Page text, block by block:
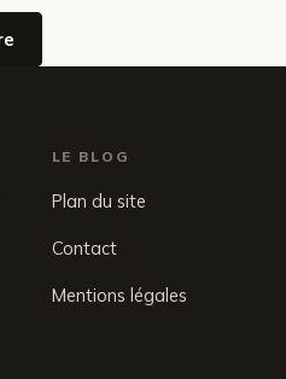
LE BLOG
Plan du site
Contact
Mentions légales